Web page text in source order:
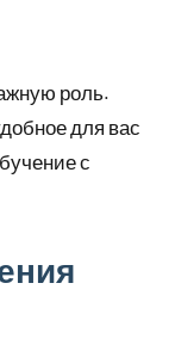
роль.
для вас
с